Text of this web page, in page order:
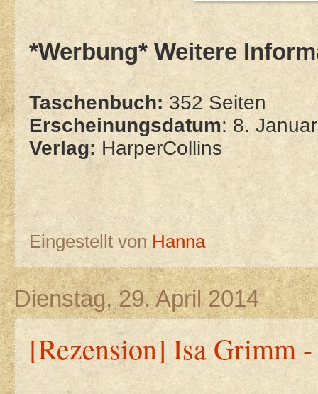
*Werbung* Weitere
Taschenbuch:352 Seiten
Erscheinungsdatum: 8.
Verlag: HarperCollins
Eingestellt von Hanna
Dienstag, 29. April 2014
[Rezension] Isa Grimm